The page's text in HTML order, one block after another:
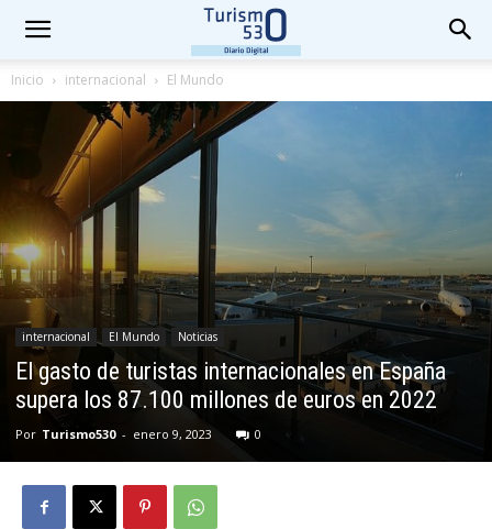
Inicio internacional El Mundo
internacional El Mundo Noticias
El gasto de turistas internacionales en España
supera los 87.100 millones de euros en 2022
Por Turismo530 - enero 9, 2023 0